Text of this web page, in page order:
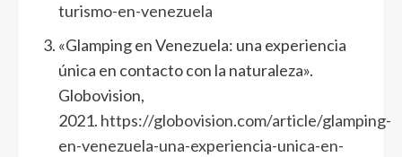
turismo-en-venezuela
«Glamping en Venezuela: una experiencia
única en contacto con la naturaleza».
Globovision,
2021. https://globovision.com/article/glamping-
en-venezuela-una-experiencia-unica-en-